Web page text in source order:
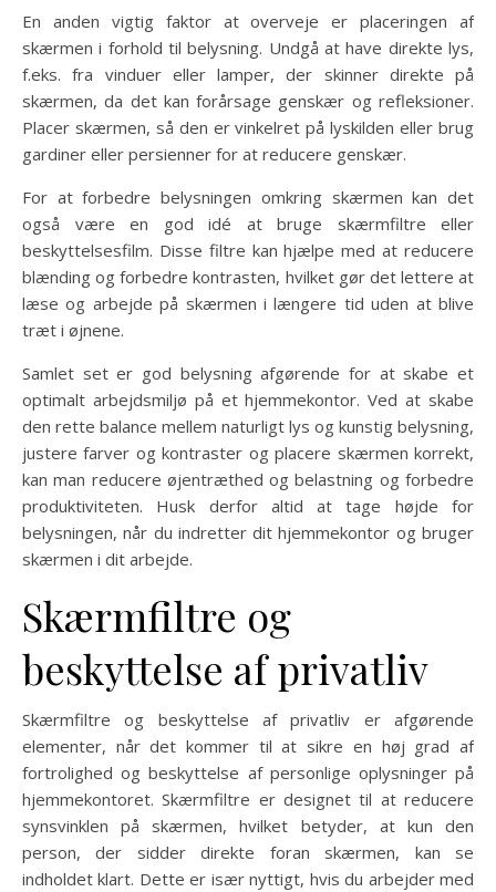
En anden vigtig faktor at overveje er placeringen af
skærmen i forhold til belysning. Undgå at have direkte lys,
f.eks. fra vinduer eller lamper, der skinner direkte på
skærmen, da det kan forårsage genskær og refleksioner.
Placer skærmen, så den er vinkelret på lyskilden eller brug
gardiner eller persienner for at reducere genskær.
For at forbedre belysningen omkring skærmen kan det
også være en god idé at bruge skærmfiltre eller
beskyttelsesfilm. Disse filtre kan hjælpe med at reducere
blænding og forbedre kontrasten, hvilket gør det lettere at
læse og arbejde på skærmen i længere tid uden at blive
træt i øjnene.
Samlet set er god belysning afgørende for at skabe et
optimalt arbejdsmiljø på et hjemmekontor. Ved at skabe
den rette balance mellem naturligt lys og kunstig belysning,
justere farver og kontraster og placere skærmen korrekt,
kan man reducere øjentræthed og belastning og forbedre
produktiviteten. Husk derfor altid at tage højde for
belysningen, når du indretter dit hjemmekontor og bruger
skærmen i dit arbejde.
Skærmfiltre og
beskyttelse af privatliv
Skærmfiltre og beskyttelse af privatliv er afgørende
elementer, når det kommer til at sikre en høj grad af
fortrolighed og beskyttelse af personlige oplysninger på
hjemmekontoret. Skærmfiltre er designet til at reducere
synsvinklen på skærmen, hvilket betyder, at kun den
person, der sidder direkte foran skærmen, kan se
indholdet klart. Dette er især nyttigt, hvis du arbejder med